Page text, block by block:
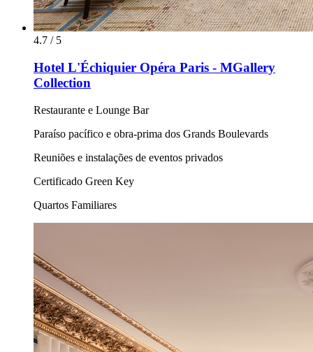
4.7 / 5
Hotel L'Échiquier Opéra Paris - MGallery
Collection
Restaurante e Lounge Bar
Paraíso pacífico e obra-prima dos Grands Boulevards
Reuniões e instalações de eventos privados
Certificado Green Key
Quartos Familiares